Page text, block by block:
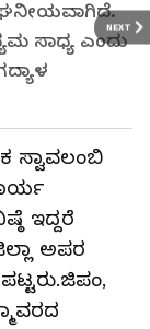
NEXT
ಸಾಧ್ಯ ಎಂದು
ಸ್ವಾವಲಂಬಿ
ಇದ್ದರೆ
ಅಪರ